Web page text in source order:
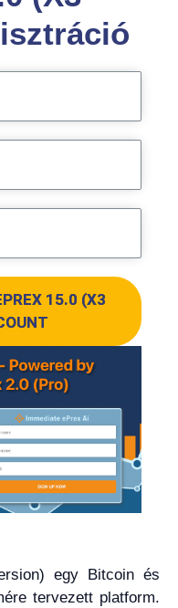
15.0 (X3
egy Bitcoin és
tervezett platform.